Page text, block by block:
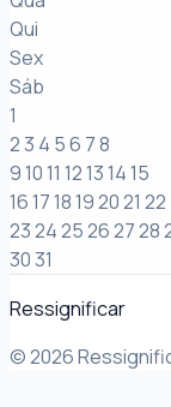
Qui
Sex
Sáb
1
23 4 56 78
9 10 11 12 13 14 15
16 17 18 192021 22
232425262728
3031
Ressignificar
© 2026